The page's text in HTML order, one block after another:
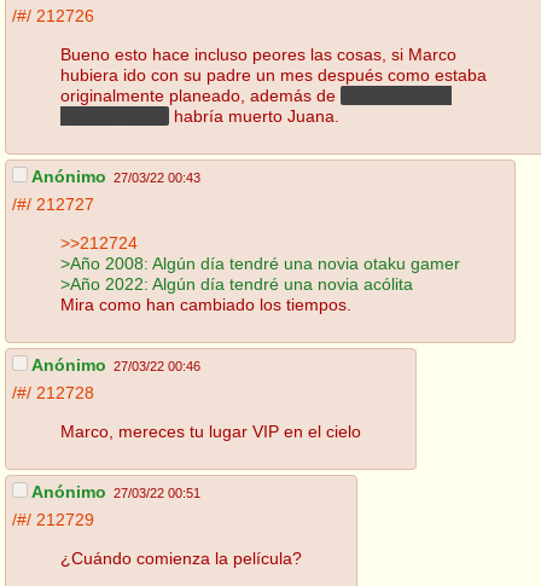
/#/ 212726
Bueno esto hace incluso peores las cosas, si Marco
hubiera ido con su padre un mes después como estaba
originalmente planeado, además de
habría muerto Juana.
Anónimo 27/03/22 00:43
/#/ 212727
>>212724
>Año 2008: Algún día tendré una novia otaku gamer
>Año 2022: Algún día tendré una novia acólita
Mira como han cambiado los tiempos.
Anónimo 27/03/22 00:46
/#/ 212728
Marco, mereces tu lugar VIP en el cielo
Anónimo 27/03/22 00:51
/#/ 212729
¿Cuándo comienza la película?